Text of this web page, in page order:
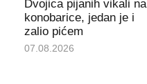
Dvojica pijanih vikali na
konobarice, jedan je i
zalio pićem
07.08.2026